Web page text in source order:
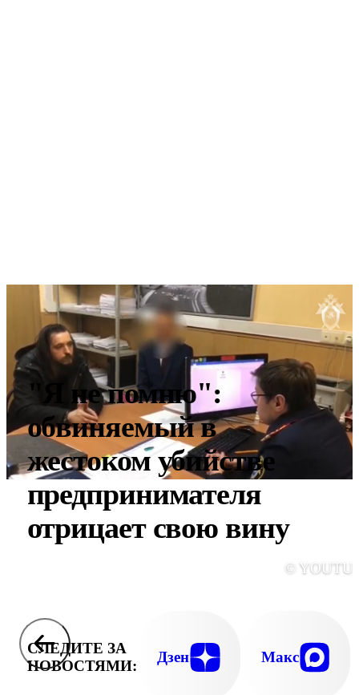
"Я не помню":
обвиняемый в
жестоком убийстве
предпринимателя
отрицает свою вину
©
СЛЕДИТЕ ЗА
НОВОСТЯМИ:
Дзен Макс